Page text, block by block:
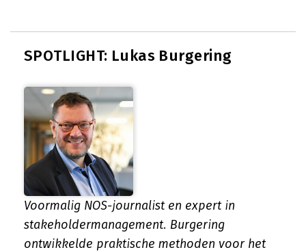
SPOTLIGHT: Lukas Burgering
Voormalig NOS-journalist en expert in
stakeholdermanagement. Burgering
ontwikkelde praktische methoden voor het